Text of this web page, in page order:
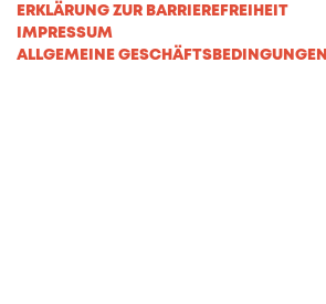
ERKLÄRUNG ZUR BARRIEREFREIHEIT
IMPRESSUM
ALLGEMEINE GESCHÄFTSBEDINGUNGEN